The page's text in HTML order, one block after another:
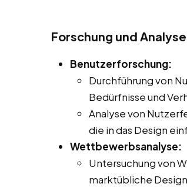
Forschung und Analyse
Benutzerforschung:
Durchführung von
Bedürfnisse und
Analyse von
die in das Design
Wettbewerbsanalyse:
Untersuchung von
marktübliche